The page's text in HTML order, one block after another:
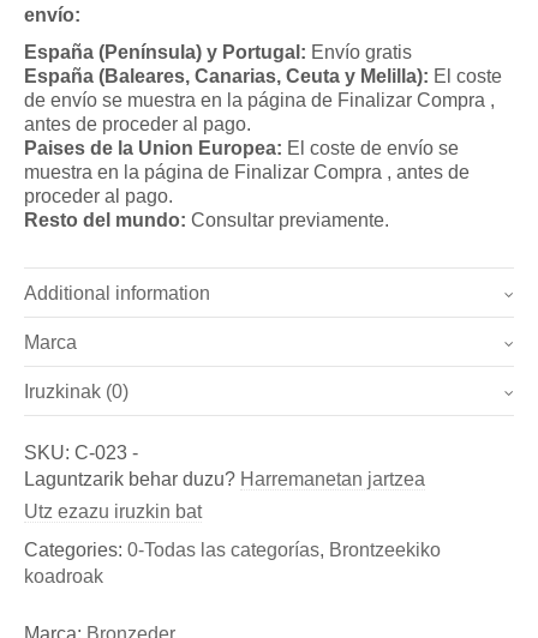
envío:
España (Península) y Portugal: Envío gratis
España (Baleares, Canarias, Ceuta y Melilla): El coste
de envío se muestra en la página de Finalizar Compra ,
antes de proceder al pago.
Paises de la Union Europea: El coste de envío se
muestra en la página de Finalizar Compra , antes de
proceder al pago.
Resto del mundo: Consultar previamente.
Additional information
Pesoa
Dimentsioak 37 × 47 cm
Marca
Marca
Bronzeder
Fundicion de Figuras de bronce y esculturas, así como
de Aldabas y Pomos de bronce para puertas exteriores
Iruzkinak (0)
Izan zaitez lehena "Eneko (Ref.: C-023)"-ri buruzko iritzia
ematen
SKU: C-023 -
Laguntzarik behar duzu? Harremanetan jartzea
Utz ezazu iruzkin bat
Categories: 0-Todas las categorías, Brontzeekiko
koadroak
Marca: Bronzeder